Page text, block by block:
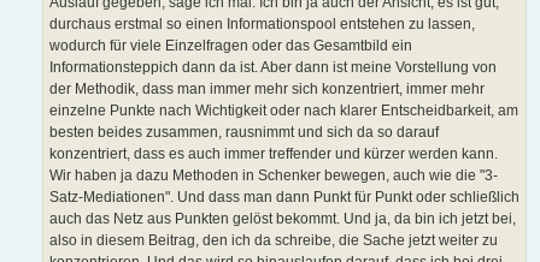
durchaus erstmal so einen Informationspool entstehen zu lassen,
wodurch für viele Einzelfragen oder das Gesamtbild ein
Informationsteppich dann da ist. Aber dann ist meine Vorstellung von
der Methodik, dass man immer mehr sich konzentriert, immer mehr
einzelne Punkte nach Wichtigkeit oder nach klarer Entscheidbarkeit, am
besten beides zusammen, rausnimmt und sich da so darauf
konzentriert, dass es auch immer treffender und kürzer werden kann.
Wir haben ja dazu Methoden in Schenker bewegen, auch wie die "3-
Satz-Mediationen". Und dass man dann Punkt für Punkt oder schließlich
auch das Netz aus Punkten gelöst bekommt. Und ja, da bin ich jetzt bei,
also in diesem Beitrag, den ich da schreibe, die Sache jetzt weiter zu